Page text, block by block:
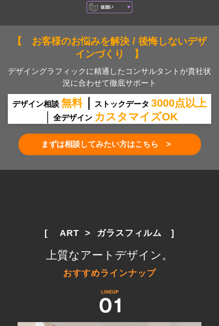
【 お客様のお悩みを解決 / 後悔しないデザ
インづくり 】
デザイングラフィックに精通したコンサルタントが貴社状
況に合わせて徹底サポート
デザイン相談 無料｜ ストックデータ 3000点以上
｜ 全デザイン カスタマイズOK
まずは相談してみたい方はこちら >
[　 ART  >  ガラスフィルム　]
上質なアートデザイン。
おすすめラインナップ